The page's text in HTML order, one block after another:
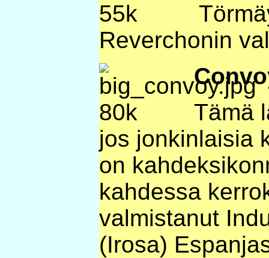
Reverchonin
Tämä
jos jonkinlaisia
on
kahdessa
valmistanut
(Irosa)